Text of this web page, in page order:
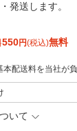
発送します。
550円(税込)無料
配送料を当社が負
いて